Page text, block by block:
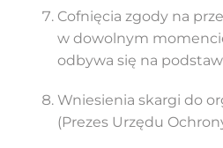
Cofnięcia zgody na
w dowolnym
odbywa się na
Wniesienia skargi do
(Prezes Urzędu